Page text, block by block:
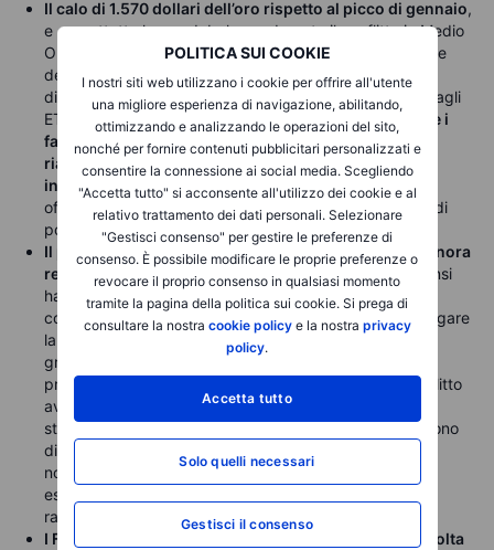
POLITICA SUI COOKIE
I nostri siti web utilizzano i cookie per offrire all'utente
una migliore esperienza di navigazione, abilitando,
ottimizzando e analizzando le operazioni del sito,
nonché per fornire contenuti pubblicitari personalizzati e
consentire la connessione ai social media. Scegliendo
"Accetta tutto" si acconsente all'utilizzo dei cookie e al
relativo trattamento dei dati personali. Selezionare
"Gestisci consenso" per gestire le preferenze di
consenso. È possibile modificare le proprie preferenze o
revocare il proprio consenso in qualsiasi momento
tramite la pagina della politica sui cookie. Si prega di
consultare la nostra cookie policye la nostra privacy
policy.
Accetta tutto
Solo quelli necessari
Gestisci il consenso
Il calo di 1.570 dollari dell’oro rispetto al picco di gennaio,
e soprattutto la sua debolezza durante il conflitto in Medio
Oriente, ha ormai determinato una quasi totale revisione
del sentiment degli investitori. Ciò si riflette nella
diminuzione dell’open interest sui Future, nei deflussi dagli
ETF e nel rallentamento della domanda fisica. Sebbene i
fattori strutturalmente favorevoli siano destinati a
riaffermarsi una volta stabilizzate le prospettive
inflazionistiche , nel breve termine lo scenario resta
offuscato dalle vendite speculative, dalla liquidazione di
posizioni long e dai timori di ulteriori rialzi dei tassi.
Il petrolio ha continuato a salire, seppur a un ritmo finora
relativamente contenuto
, dopo che le forze statunitensi
hanno colpito obiettivi in Iran per il secondo giorno
consecutivo. La ripresa delle ostilità minaccia di prolungare
la quasi totale chiusura dello Stretto di Hormuz, che ha
gravemente compromesso i flussi di petrolio greggio,
prodotti raffinati e gas naturale dall’escalation del conflitto
avvenuta a fine febbraio. Nel frattempo, le scorte
strategiche e commerciali di greggio negli Stati Uniti sono
diminuite per la seconda settimana consecutiva,
nonostante i segnali che il recente ritmo record delle
esportazioni di greggio e carburanti stia iniziando a
rallentare.
I Future sulla soia del CBOT sono saliti per la prima volta